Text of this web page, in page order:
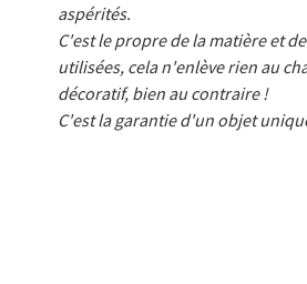
aspérités.
C'est le propre de la matière et
utilisées, cela n'enlève rien au
décoratif, bien au contraire !
C'est la garantie d'un objet